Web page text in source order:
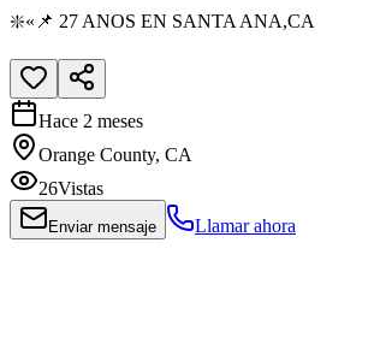
❇️«📌 27 ANOS EN SANTA ANA,CA
Hace 2 meses
Orange County, CA
26Vistas
Enviar mensaje Llamar ahora